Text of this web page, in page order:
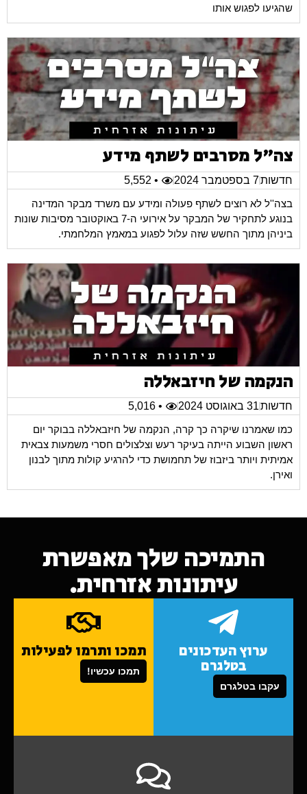
שהגיעו לפגוש אותו
צה"ל מסרבים לשתף מידע
חדשות7 בספטמבר 2024
• 5,552
בצה''ל לא רוצים לשתף פעולה ומידע עם משרד מבקר המדינה
בנוגע לתחקיר של המבקר על אירועי ה-7 באוקטובר מסיבות שונות
ביניהן מתוך החשש שזה עלול לפגוע במאמץ המלחמתי.
הנקמה של חיזבאללה
חדשות31 באוגוסט 2024
• 5,016
כמו שאמרנו שיקרה כך קרה, הנקמה של חיזבאללה בבוקר יום
ראשון השבוע הייתה בעיקר רעש וצלצולים חסרי משמעות צבאית
אמיתית ויותר ביזבוז של תחמושת כדי להרגיע קולות מתוך לבנון
ואירן.
התמיכה שלך מאפשרת
עיתונות אזרחית.
ערוץ העדכונים
בטלגרם
עקבו בטלגרם
תמכו ותרמו לפעילות
תמכו עכשיו!